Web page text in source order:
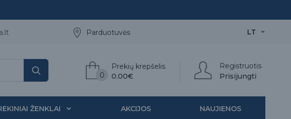
LT
Parduotuvės
Registruotis
Prisijungti
Prekių krepšelis
0.00€
0
ŽENKLAI AKCIJOS NAUJIENOS